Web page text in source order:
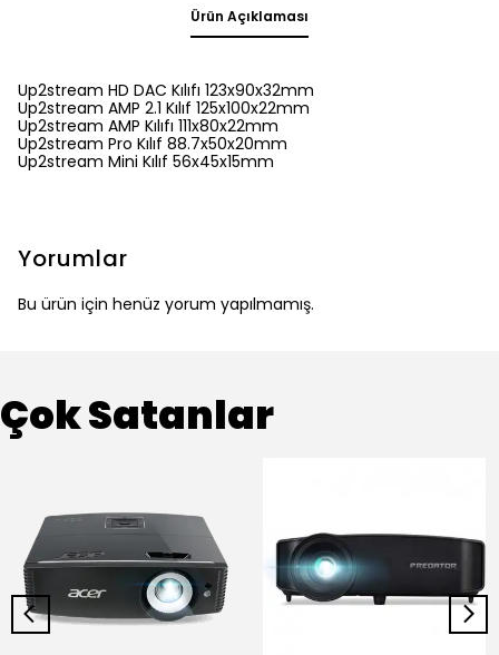
Ürün Açıklaması
Up2stream HD DAC Kılıfı 123x90x32mm
Up2stream AMP 2.1 Kılıf 125x100x22mm
Up2stream AMP Kılıfı 111x80x22mm
Up2stream Pro Kılıf 88.7x50x20mm
Up2stream Mini Kılıf 56x45x15mm
Yorumlar
Bu ürün için henüz yorum yapılmamış.
Çok Satanlar